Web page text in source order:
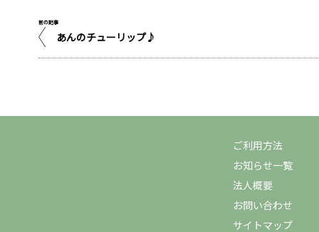
前の記事
あんのチューリップ♪
ご利用方法
お知らせ一覧
法人概要
お問い合わせ
サイトマップ